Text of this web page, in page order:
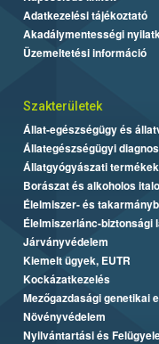
Adatkezelési tájékoztató
Akadálymentességi
Üzemeltetési információ
Szakterületek
Állat-egészségügy és
Állategészségügyi
Állatgyógyászati termékek
Borászat és alkoholos
Élelmiszer- és
Élelmiszerlánc-biztonsági
Járványvédelem
Kiemelt ügyek, EUTR
Kockázatkezelés
Mezőgazdasági genetikai
Növényvédelem
Nyilvántartási és